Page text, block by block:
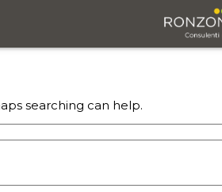
searching can help.